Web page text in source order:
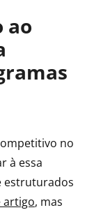
ao
no
à essa
estruturados
artigo, mas